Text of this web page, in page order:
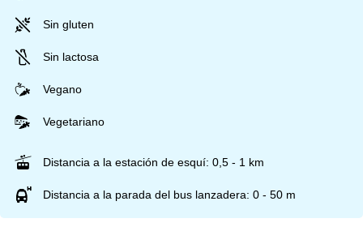
Sin gluten
Sin lactosa
Vegano
Vegetariano
Distancia a la estación de esquí: 0,5 - 1 km
Distancia a la parada del bus lanzadera: 0 - 50 m